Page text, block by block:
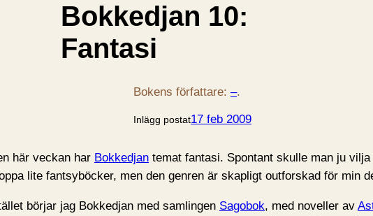
Bokkedjan 10:
Fantasi
Bokens författare: –.
Inlägg postat17 feb 2009
här veckan har Bokkedjan temat fantasi. Spontant skulle man ju vilja
lite fantsyböcker, men den genren är skapligt outforskad för min
börjar jag Bokkedjan med samlingen Sagobok, med noveller av